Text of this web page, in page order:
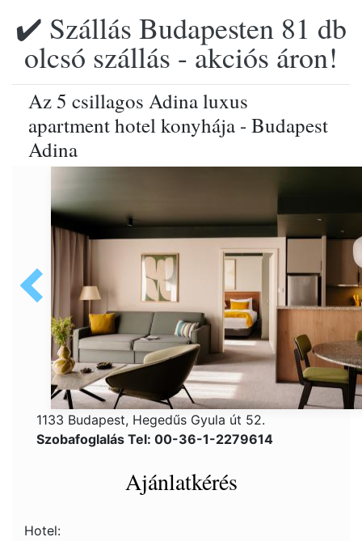
✔️ Szállás Budapesten 81 db
olcsó szállás - akciós áron!
Az 5 csillagos Adina luxus
apartment hotel konyhája - Budapest
Adina
1133 Budapest, Hegedűs Gyula út 52.
Szobafoglalás Tel: 00-36-1-2279614
Ajánlatkérés
Hotel: